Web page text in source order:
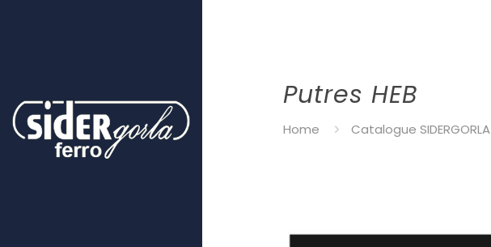
Putres HEB
Home Catalogue SIDERGORLA